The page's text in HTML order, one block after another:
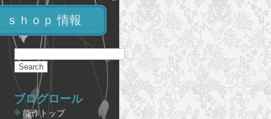
ｓｈｏｐ 情報
ブログロール
能作トップ